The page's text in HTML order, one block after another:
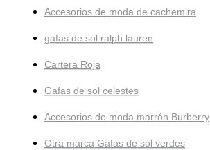
Accesorios de moda de cachemira
gafas de sol ralph lauren
Cartera Roja
Gafas de sol celestes
Accesorios de moda marrón Burberry
Otra marca Gafas de sol verdes